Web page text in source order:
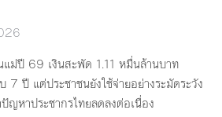
แม่ปี 69 เงินสะพัด 1.11 หมื่นล้านบาท
7 ปี แต่ประชาชนยังใช้จ่ายอย่างระมัดระวัง
ญหาประชากรไทยลดลงต่อเนื่อง